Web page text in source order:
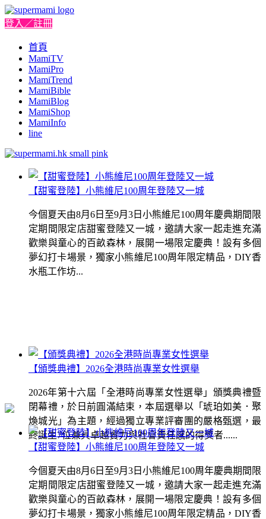
登入／註冊
首頁
MamiTV
MamiPro
MamiTrend
MamiBible
MamiBlog
MamiShop
MamiInfo
line
【甜蜜登陸】小熊維尼100周年登陸又一城
今個夏天由8月6日至9月3日小熊維尼100周年慶典期間限
定期間限定店甜蜜登陸又一城，邀請大家一起走進充滿
歡樂與童心的百畝森林，展開一場限定慶典！設有多個
夢幻打卡場景，獨家小熊維尼100周年限定精品，DIY香
水瓶工作坊...
【頒獎典禮】2026全港時尚專業女性選舉
2026年第十六屆「全港時尚專業女性選舉」頒獎典禮暨
閉幕禮，於日前圓滿結束，本屆選舉以「琥珀如美．聚
煥城光」為主題，經過獨立專業評審團的嚴格甄選，最
終誕生7位兼具卓越實力與社會責任感的得獎者......
【甜蜜登陸】小熊維尼100周年登陸又一城
今個夏天由8月6日至9月3日小熊維尼100周年慶典期間限
定期間限定店甜蜜登陸又一城，邀請大家一起走進充滿
歡樂與童心的百畝森林，展開一場限定慶典！設有多個
夢幻打卡場景，獨家小熊維尼100周年限定精品，DIY香